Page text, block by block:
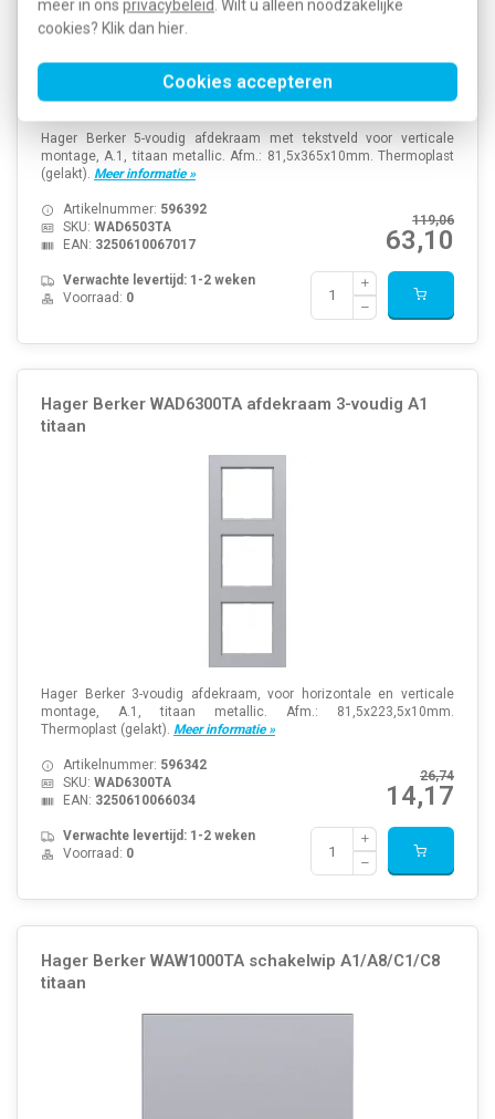
meer in ons privacybeleid. Wilt u alleen noodzakelijke
cookies? Klik dan hier.
Cookies accepteren
Hager Berker 5-voudig afdekraam met tekstveld voor verticale
montage, A.1, titaan metallic. Afm.: 81,5x365x10mm. Thermoplast
(gelakt). Meer informatie »
119,06
63,10
Artikelnummer: 596392
SKU: WAD6503TA
EAN: 3250610067017
Verwachte levertijd: 1-2 weken
Voorraad: 0
Hager Berker WAD6300TA afdekraam 3-voudig A1
titaan
Hager Berker 3-voudig afdekraam, voor horizontale en verticale
montage, A.1, titaan metallic. Afm.: 81,5x223,5x10mm.
Thermoplast (gelakt). Meer informatie »
26,74
14,17
Artikelnummer: 596342
SKU: WAD6300TA
EAN: 3250610066034
Verwachte levertijd: 1-2 weken
Voorraad: 0
Hager Berker WAW1000TA schakelwip A1/A8/C1/C8
titaan